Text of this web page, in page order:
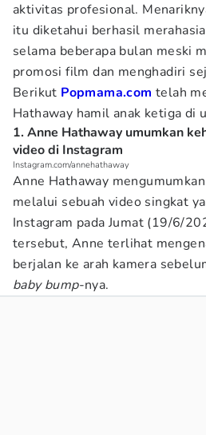
aktivitas profesional.
itu diketahui berhasil
selama beberapa bulan meski
promosi film dan menghadiri
Berikut Popmama.com telah
Hathaway hamil anak ketiga di
1. Anne Hathaway umumkan
video di Instagram
Instagram.com/annehathaway
Anne Hathaway
melalui sebuah video singkat
Instagram pada Jumat (19/6/
tersebut, Anne terlihat
berjalan ke arah kamera
baby bump-nya.